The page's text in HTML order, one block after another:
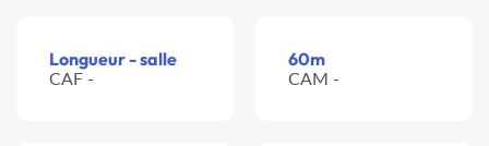
Longueur - salle
CAF -
60m
CAM -